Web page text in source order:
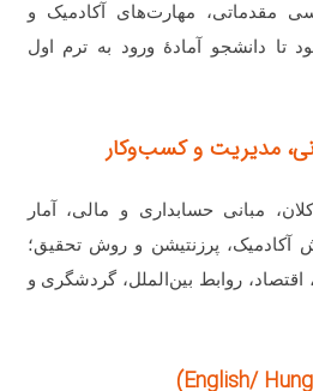
مقدماتی، مهارت‌های آکادمیک و
تا دانشجو آمادهٔ ورود به ترم اول
مبانی حسابداری و مالی، آمار
آکادمیک، پرزنتیشن و روش تحقیق؛
روابط بین‌الملل، گردشگری و